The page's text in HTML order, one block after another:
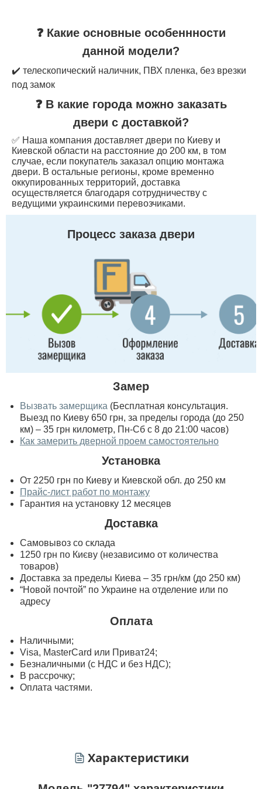
❓ Какие основные особеннности
данной модели?
✔️ телескопический наличник, ПВХ пленка, без врезки
под замок
❓ В какие города можно заказать
двери с доставкой?
✅ Наша компания доставляет двери по Киеву и
Киевской области на расстояние до 200 км, в том
случае, если покупатель заказал опцию монтажа
двери. В остальные регионы, кроме временно
оккупированных территорий, доставка
осуществляется благодаря сотрудничеству с
ведущими украинскими перевозчиками.
Процесс заказа двери
Замер
Вызвать замерщика (Бесплатная консультация.
Выезд по Киеву 650 грн, за пределы города (до 250
км) – 35 грн километр, Пн-Сб с 8 до 21:00 часов)
Как замерить дверной проем самостоятельно
Установка
От 2250 грн по Киеву и Киевской обл. до 250 км
Прайс-лист работ по монтажу
Гарантия на установку 12 месяцев
Доставка
Самовывоз со склада
1250 грн по Києву (независимо от количества
товаров)
Доставка за пределы Киева – 35 грн/км (до 250 км)
“Новой почтой” по Украине на отделение или по
адресу
Оплата
Наличными;
Visa, MasterСard или Приват24;
Безналичными (с НДС и без НДС);
В рассрочку;
Оплата частями.
Характеристики